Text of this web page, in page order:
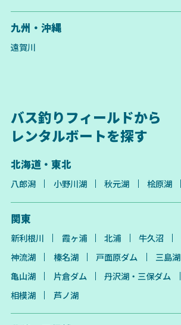
九州・沖縄
遠賀川
バス釣りフィールドから
レンタルボートを探す
北海道・東北
八郎潟 小野川湖 秋元湖 桧原湖
関東
新利根川 霞ヶ浦 北浦 牛久沼
神流湖
榛名湖 戸面原ダム 三島湖
亀山湖
片倉ダム 丹沢湖・三保ダム
相模湖
芦ノ湖